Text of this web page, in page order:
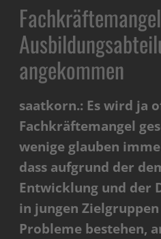
angekommen
saatkorn.: Es wird ja
Fachkräftemangel
wenige glauben
dass aufgrund der
Entwicklung und der
in jungen
Probleme bestehen,